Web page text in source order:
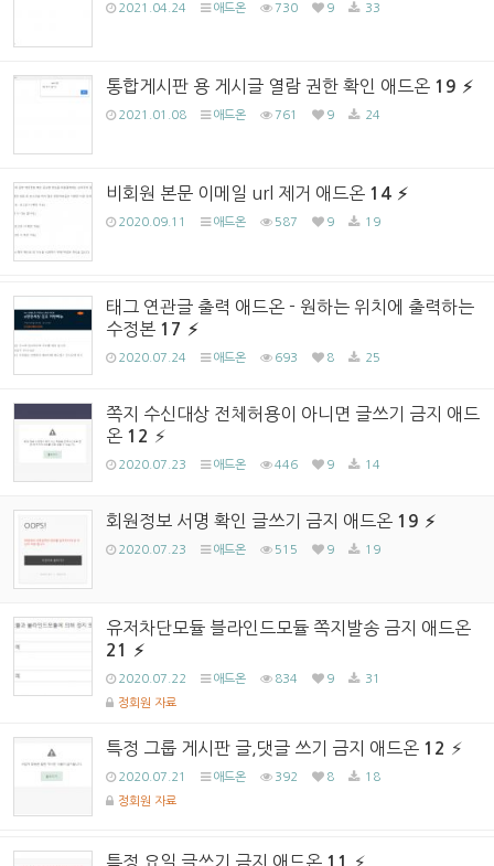
2021.04.24 애드온 730 9 33
통합게시판 용 게시글 열람 권한 확인 애드온 19
2021.01.08 애드온 761 9 24
비회원 본문 이메일 url 제거 애드온 14
2020.09.11 애드온 587 9 19
태그 연관글 출력 애드온 - 원하는 위치에 출력하는
수정본 17
2020.07.24 애드온 693 8 25
쪽지 수신대상 전체허용이 아니면 글쓰기 금지 애드
온 12
2020.07.23 애드온 446 9 14
회원정보 서명 확인 글쓰기 금지 애드온 19
2020.07.23 애드온 515 9 19
유저차단모듈 블라인드모듈 쪽지발송 금지 애드온
21
2020.07.22 애드온 834 9
31
정회원 자료
특정 그룹 게시판 글,댓글 쓰기 금지 애드온 12
2020.07.21 애드온 392 8
18
정회원 자료
특정 요일 글쓰기 금지 애드온 11